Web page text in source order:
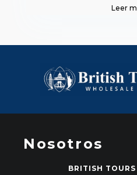
Leer
Nosotros
BRITISH